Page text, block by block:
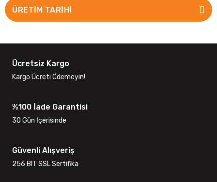
ÜRETİM TARİHİ
Ücretsiz Kargo
Kargo Ücreti Ödemeyin!
%100 İade Garantisi
30 Gün İçerisinde
Güvenli Alışveriş
256 BIT SSL Sertifika